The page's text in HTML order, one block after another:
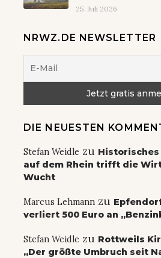
25. Juli 2026
NRWZ.DE NEWSLETTER
DIE NEUESTEN
Stefan Weidle zu
auf dem Rhein trifft die
Wucht
Marcus Lehmann zu
verliert 500 Euro an
Stefan Weidle zu Rottweils
„Der größte Umbruch seit